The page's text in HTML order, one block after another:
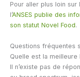
Pour aller plus loin sur
l’ANSES publie des
son statut Novel Food.
Questions fréquentes
Quelle est la
Il n’existe pas de